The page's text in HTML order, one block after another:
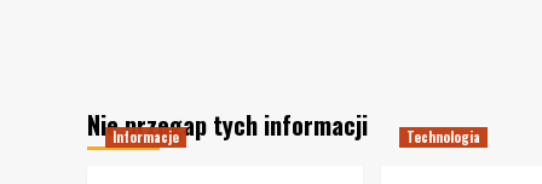
Nie przegap tych informacji
Informacje Technologia